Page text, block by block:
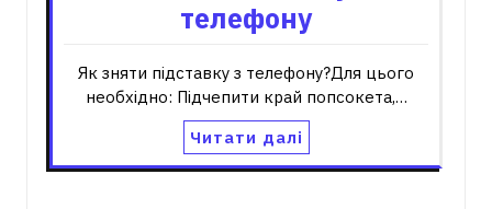
телефону
Як зняти підставку з телефону?Для цього
необхідно: Підчепити край попсокета,…
Читати далі